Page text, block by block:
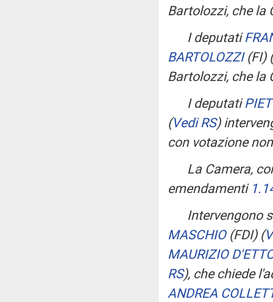
Bartolozzi, che la
I deputati
BARTOLOZZI(FI) (
Bartolozzi, che la
I deputati
(Vedi RS)
con votazione
La Camera,
emendamenti
Intervengono
MASCHIO(FDI) (
MAURIZIO
RS), che chiede
ANDREA